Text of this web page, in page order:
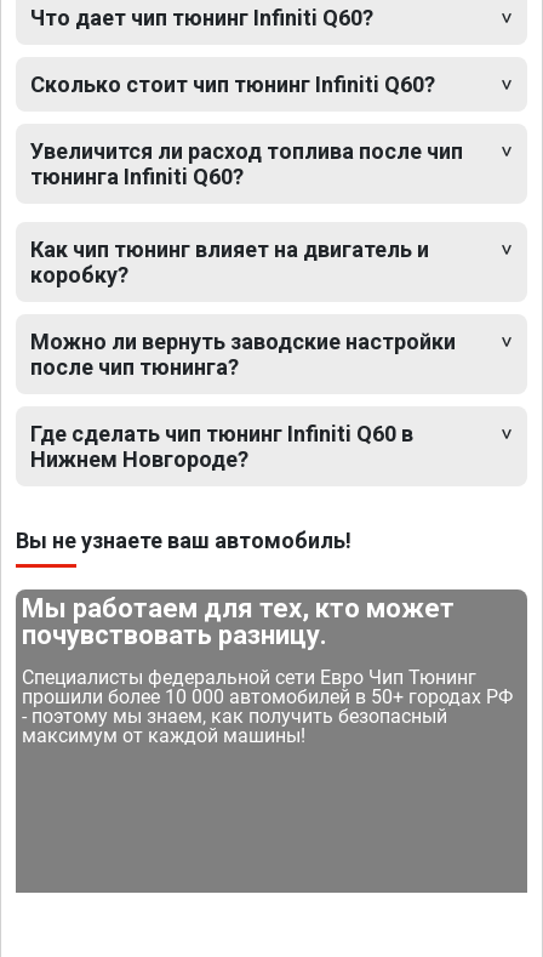
Что дает чип тюнинг Infiniti Q60?
Сколько стоит чип тюнинг Infiniti Q60?
Увеличится ли расход топлива после чип
тюнинга Infiniti Q60?
Как чип тюнинг влияет на двигатель и
коробку?
Можно ли вернуть заводские настройки
после чип тюнинга?
Где сделать чип тюнинг Infiniti Q60 в
Нижнем Новгороде?
Вы не узнаете ваш автомобиль!
Мы работаем для тех, кто может
почувствовать разницу.
Специалисты федеральной сети Евро Чип Тюнинг
прошили более 10 000 автомобилей в 50+ городах РФ
- поэтому мы знаем, как получить безопасный
максимум от каждой машины!